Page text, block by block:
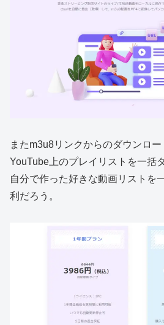
またm3u8リンクからのダウンロー
YouTube上のプレイリストを一括
自分で作った好きな動画リストを
利だろう。